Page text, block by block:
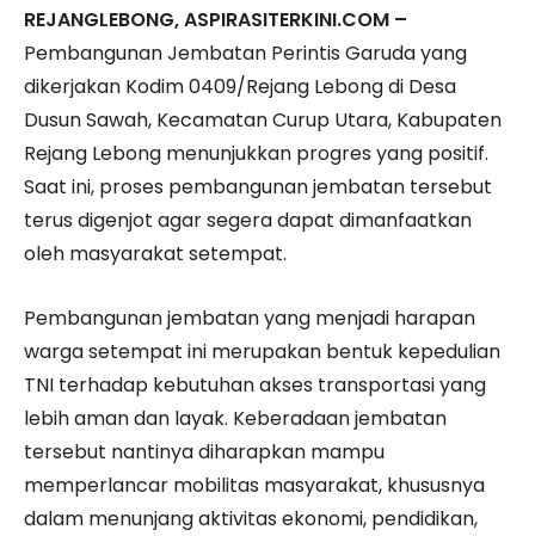
REJANGLEBONG, ASPIRASITERKINI.COM –
Pembangunan Jembatan Perintis Garuda yang
dikerjakan Kodim 0409/Rejang Lebong di Desa
Dusun Sawah, Kecamatan Curup Utara, Kabupaten
Rejang Lebong menunjukkan progres yang positif.
Saat ini, proses pembangunan jembatan tersebut
terus digenjot agar segera dapat dimanfaatkan
oleh masyarakat setempat.
Pembangunan jembatan yang menjadi harapan
warga setempat ini merupakan bentuk kepedulian
TNI terhadap kebutuhan akses transportasi yang
lebih aman dan layak. Keberadaan jembatan
tersebut nantinya diharapkan mampu
memperlancar mobilitas masyarakat, khususnya
dalam menunjang aktivitas ekonomi, pendidikan,